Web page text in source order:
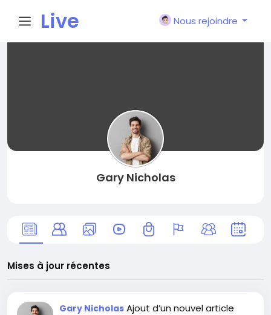
Live
Nous rejoindre
Gary Nicholas
Mises à jour récentes
Gary Nicholas Ajout d’un nouvel article